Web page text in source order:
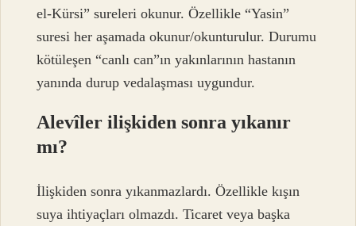
el-Kürsi” sureleri okunur. Özellikle “Yasin”
suresi her aşamada okunur/okunturulur. Durumu
kötüleşen “canlı can”ın yakınlarının hastanın
yanında durup vedalaşması uygundur.
Alevîler ilişkiden sonra yıkanır
mı?
İlişkiden sonra yıkanmazlardı. Özellikle kışın
suya ihtiyaçları olmazdı. Ticaret veya başka